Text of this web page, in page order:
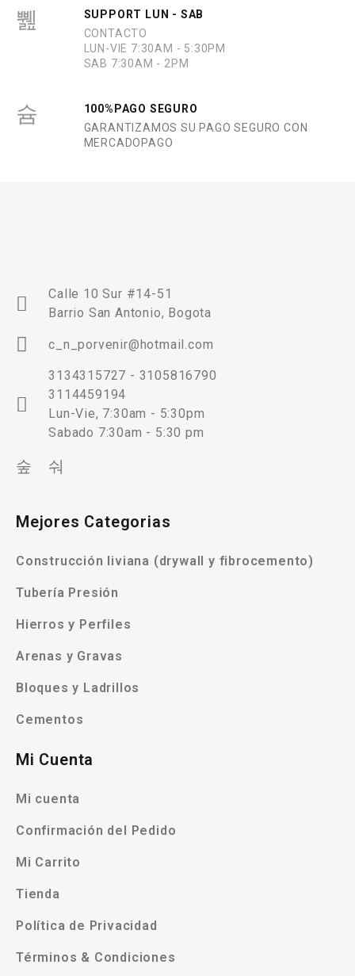
SUPPORT LUN - SAB
CONTACTO
LUN-VIE 7:30AM - 5:30PM
SAB 7:30AM - 2PM
100%PAGO SEGURO
GARANTIZAMOS SU PAGO SEGURO CON
MERCADOPAGO
Calle 10 Sur #14-51
Barrio San Antonio, Bogota
c_n_porvenir@hotmail.com
3134315727 - 3105816790
3114459194
Lun-Vie, 7:30am - 5:30pm
Sabado 7:30am - 5:30 pm
Mejores Categorias
Construcción liviana (drywall y fibrocemento)
Tubería Presión
Hierros y Perfiles
Arenas y Gravas
Bloques y Ladrillos
Cementos
Mi Cuenta
Mi cuenta
Confirmación del Pedido
Mi Carrito
Tienda
Política de Privacidad
Términos & Condiciones